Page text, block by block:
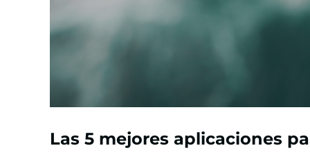
Las 5 mejores aplicaciones